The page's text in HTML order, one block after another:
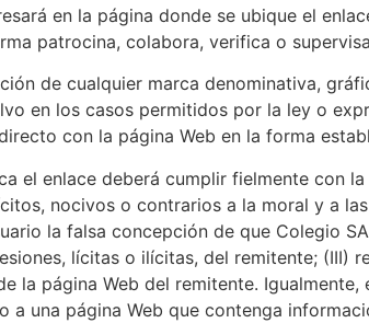
en la página donde se ubique el
patrocina, colabora, verifica o
de cualquier marca denominativa,
en los casos permitidos por la ley o
con la página Web en la forma
el enlace deberá cumplir fielmente con
nocivos o contrarios a la moral y a
la falsa concepción de que Colegio
lícitas o ilícitas, del remitente; (III)
la página Web del remitente.
a una página Web que contenga